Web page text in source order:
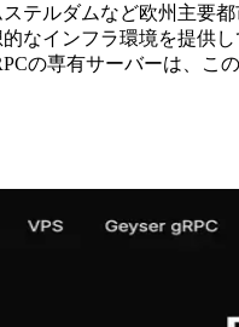
テルダムなど欧州主要
なインフラ環境を提供し
の専有サーバーは、